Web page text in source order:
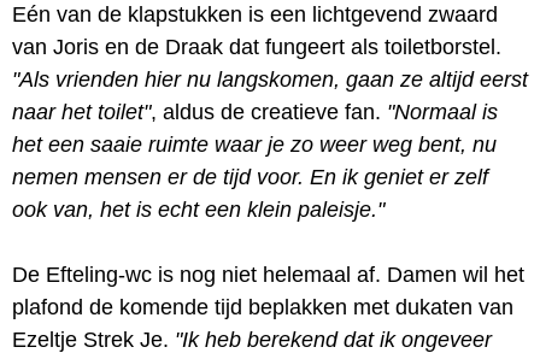
Eén van de klapstukken is een lichtgevend zwaard
van Joris en de Draak dat fungeert als toiletborstel.
"Als vrienden hier nu langskomen, gaan ze altijd eerst
naar het toilet", aldus de creatieve fan. "Normaal is
het een saaie ruimte waar je zo weer weg bent, nu
nemen mensen er de tijd voor. En ik geniet er zelf
ook van, het is echt een klein paleisje."
De Efteling-wc is nog niet helemaal af. Damen wil het
plafond de komende tijd beplakken met dukaten van
Ezeltje Strek Je. "Ik heb berekend dat ik ongeveer